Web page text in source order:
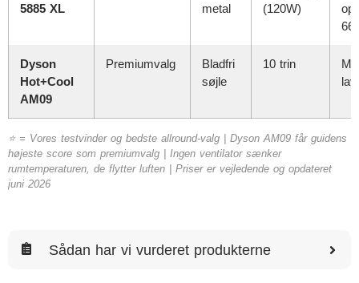
5885 XL
metal
(120W)
op
66
Dyson
Hot+Cool
AM09
Premiumvalg
Bladfri
søjle
10 trin
lav
⭐ = Vores testvinder og bedste allround-valg | Dyson AM09 får guidens
højeste score som premiumvalg | Ingen ventilator sænker
rumtemperaturen, de flytter luften | Priser er vejledende og opdateret
juni 2026
Sådan har vi vurderet produkterne